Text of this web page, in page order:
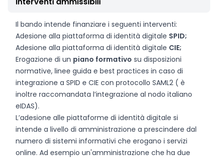
Il bando intende finanziare i seguenti interventi:
Adesione alla piattaforma di identità digitale SPID;
Adesione alla piattaforma di identità digitale CIE;
Erogazione di un piano formativo su disposizioni
normative, linee guida e best practices in caso di
integrazione a SPID e CIE con protocollo SAML2 ( è
inoltre raccomandata l’integrazione al nodo italiano
eIDAS).
L’adesione alle piattaforme di identità digitale si
intende a livello di amministrazione a prescindere dal
numero di sistemi informativi che erogano i servizi
online. Ad esempio un'amministrazione che ha due